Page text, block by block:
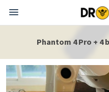
Phantom 4 Pro +